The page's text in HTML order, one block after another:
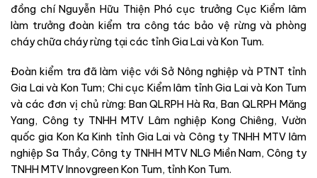
đồng chí Nguyễn Hữu Thiện Phó cục trưởng Cục Kiểm lâm
làm trưởng đoàn kiểm tra công tác bảo vệ rừng và phòng
cháy chữa cháy rừng tại các tỉnh Gia Lai và Kon Tum.
Đoàn kiểm tra đã làm việc với Sở Nông nghiệp và PTNT tỉnh
Gia Lai và Kon Tum; Chi cục Kiểm lâm tỉnh Gia Lai và Kon Tum
và các đơn vị chủ rừng: Ban QLRPH Hà Ra, Ban QLRPH Măng
Yang, Công ty TNHH MTV Lâm nghiệp Kong Chiêng, Vườn
quốc gia Kon Ka Kinh tỉnh Gia Lai và Công ty TNHH MTV lâm
nghiệp Sa Thầy, Công ty TNHH MTV NLG Miền Nam, Công ty
TNHH MTV Innovgreen Kon Tum, tỉnh Kon Tum.